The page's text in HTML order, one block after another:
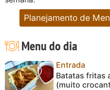
Planejamento de
Menu do dia
Entrada
Batatas fritas
(muito